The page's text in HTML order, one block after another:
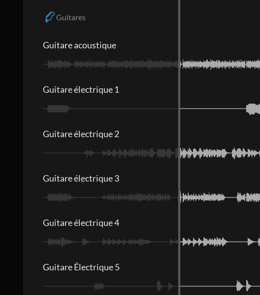
Guitares
Guitare acoustique
Guitare électrique 1
Guitare électrique 2
Guitare électrique 3
Guitare électrique 4
Guitare Électrique 5